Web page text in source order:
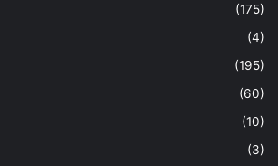
(175)
(4)
(195)
(60)
(10)
(3)